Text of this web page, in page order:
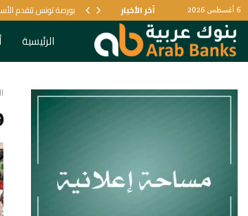
6 أغسطس 2026 آخر الأخبار بورصة تونس تتقدم
الرئيسية